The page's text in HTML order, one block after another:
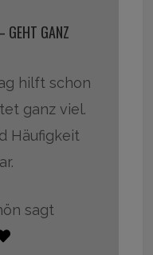
GEHT GANZ
hilft schon
ganz viel.
Häufigkeit
sagt